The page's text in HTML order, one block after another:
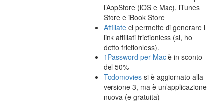
l’AppStore (iOS e Mac), iTunes
Store e iBook Store
Affiliate ci permette di generare i
link affiliati frictionless (si, ho
detto frictionless).
1Password per Mac è in sconto
del 50%
Todomovies si è aggiornato alla
versione 3, ma è un’applicazione
nuova (e gratuita)